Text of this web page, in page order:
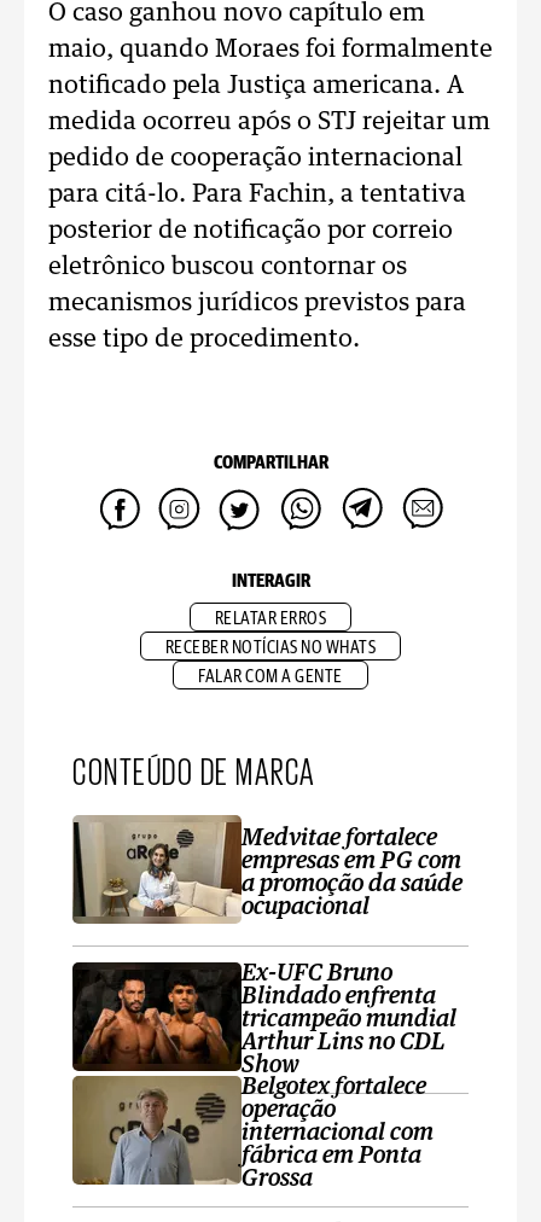
O caso ganhou novo capítulo em
maio, quando Moraes foi formalmente
notificado pela Justiça americana. A
medida ocorreu após o STJ rejeitar um
pedido de cooperação internacional
para citá-lo. Para Fachin, a tentativa
posterior de notificação por correio
eletrônico buscou contornar os
mecanismos jurídicos previstos para
esse tipo de procedimento.
COMPARTILHAR
INTERAGIR
RELATAR ERROS
RECEBER NOTÍCIAS NO WHATS
FALAR COM A GENTE
CONTEÚDO DE MARCA
Medvitae fortalece
empresas em PG com
a promoção da saúde
ocupacional
Ex-UFC Bruno
Blindado enfrenta
tricampeão mundial
Arthur Lins no CDL
Show
Belgotex fortalece
operação
internacional com
fábrica em Ponta
Grossa